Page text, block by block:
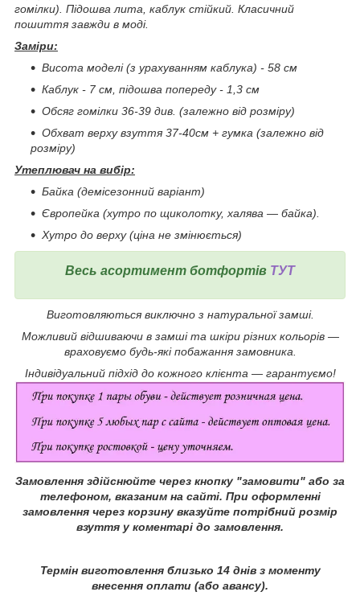
гомілки). Підошва лита, каблук стійкий. Класичний
пошиття завжди в моді.
Заміри:
Висота моделі (з урахуванням каблука) - 58 см
Каблук - 7 см, підошва попереду - 1,3 см
Обсяг гомілки 36-39 див. (залежно від розміру)
Обхват верху взуття 37-40см + гумка (залежно від
розміру)
Утеплювач на вибір:
Байка (демісезонний варіант)
Європейка (хутро по щиколотку, халява ― байка).
Хутро до верху (ціна не змінюється)
Весь асортимент ботфортів ТУТ
Виготовляються виключно з натуральної замші.
Можливий відшиваючи в замші та шкіри різних кольорів ―
враховуємо будь-які побажання замовника.
Індивідуальний підхід до кожного клієнта ― гарантуємо!
Замовлення здійснюйте через кнопку "замовити" або за
телефоном, вказаним на сайті. При оформленні
замовлення через корзину вказуйте потрібний розмір
взуття у коментарі до замовлення.
Термін виготовлення близько 14 днів з моменту
внесення оплати (або авансу).